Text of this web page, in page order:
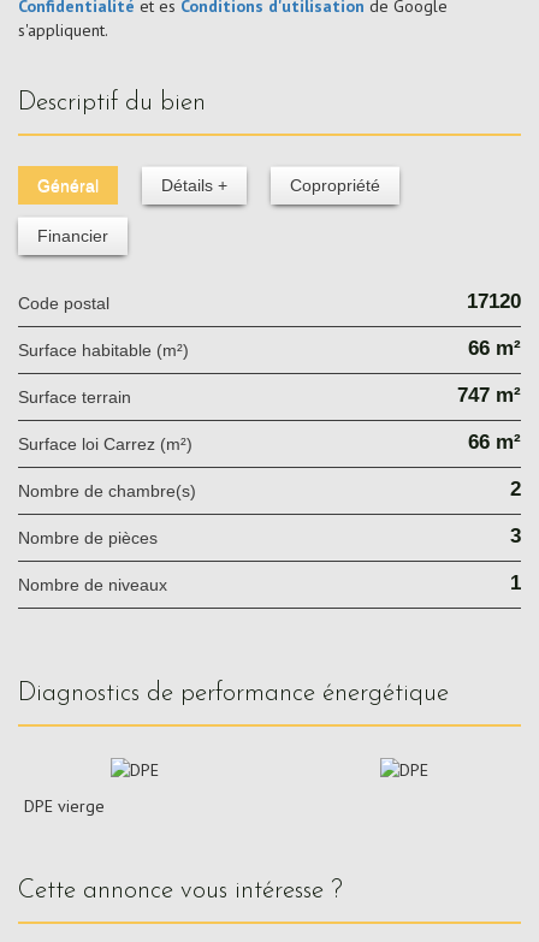
Confidentialité et es Conditions d'utilisation de Google
s'appliquent.
descriptif du bien
Général Détails + Copropriété
Financier
Code postal 17120
Surface habitable (m²) 66 m²
surface terrain 747 m²
Surface loi Carrez (m²) 66 m²
Nombre de chambre(s) 2
Nombre de pièces 3
Nombre de niveaux 1
diagnostics de performance énergétique
DPE vierge
cette annonce vous intéresse ?